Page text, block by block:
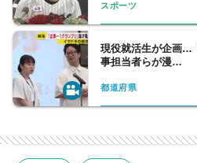
スポーツ
現役就活生が企画…
事担当者らが漫…
都道府県